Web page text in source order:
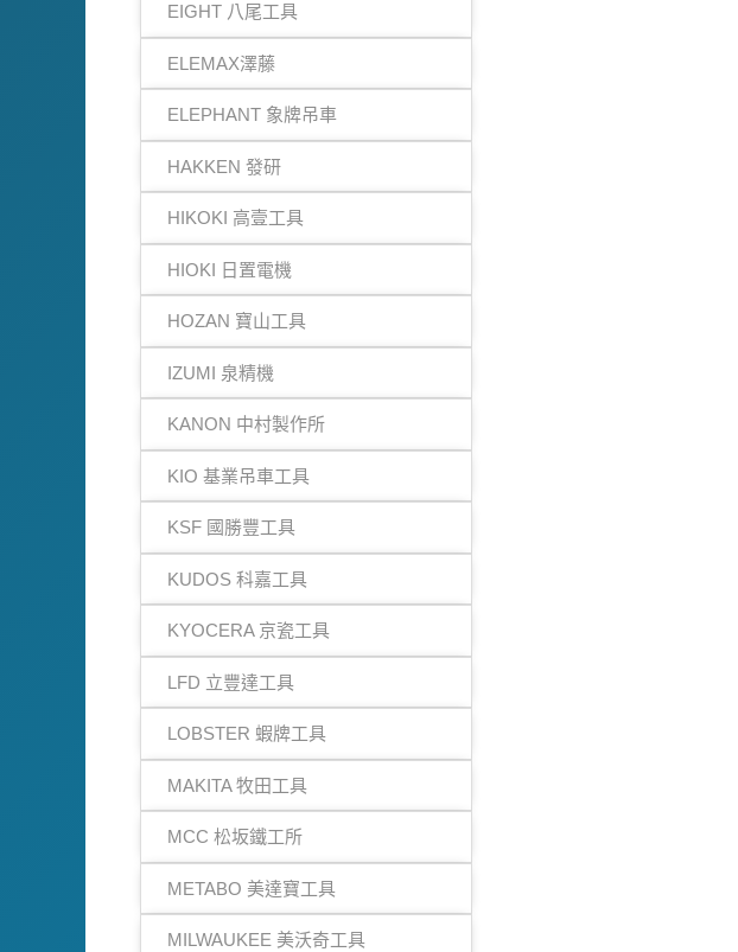
EIGHT 八尾工具
ELEMAX澤藤
ELEPHANT 象牌吊車
HAKKEN 發研
HIKOKI 高壹工具
HIOKI 日置電機
HOZAN 寶山工具
IZUMI 泉精機
KANON 中村製作所
KIO 基業吊車工具
KSF 國勝豐工具
KUDOS 科嘉工具
KYOCERA 京瓷工具
LFD 立豐達工具
LOBSTER 蝦牌工具
MAKITA 牧田工具
MCC 松坂鐵工所
METABO 美達寶工具
MILWAUKEE 美沃奇工具